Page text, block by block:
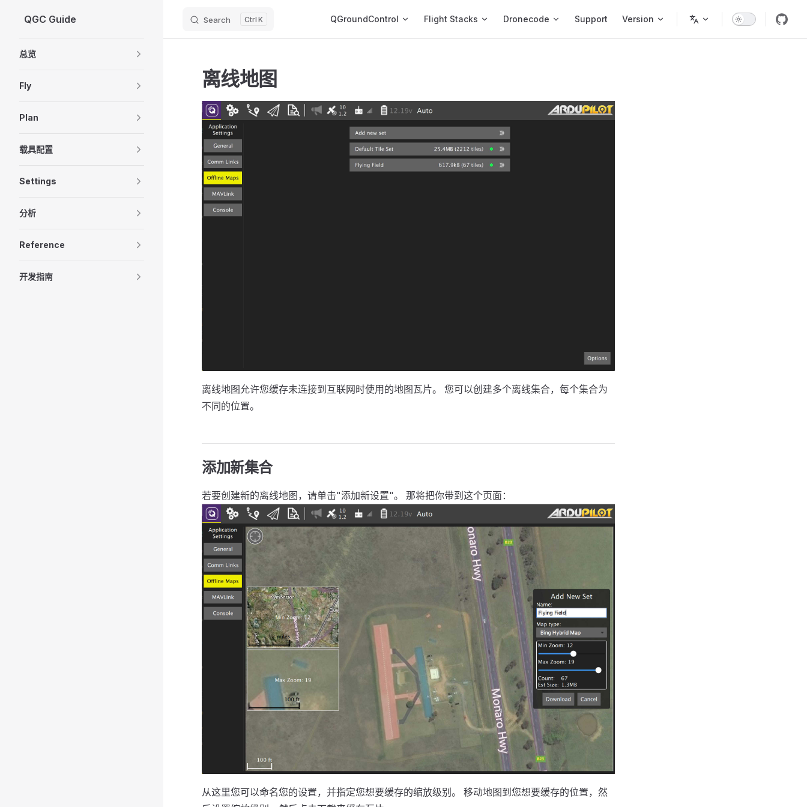
Skip to content
QGC Guide Search K QGroundControl Flight Stacks Dronecode Support Version
总览
Fly
Plan
载具配置
Settings
分析
Reference
开发指南
离线地图
离线地图允许您缓存未连接到互联网时使用的地图瓦片。 您可以创建多个离线集合，每个集合为
不同的位置。
添加新集合
若要创建新的离线地图，请单击"添加新设置"。 那将把你带到这个页面：
从这里您可以命名您的设置，并指定您想要缓存的缩放级别。 移动地图到您想要缓存的位置，然